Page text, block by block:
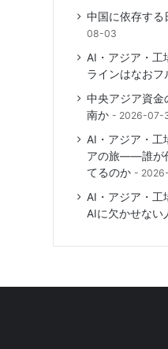
中国に依存する
08-03
AI・アジア・工
ラインはなおフ
中央アジア資
南か
2026-07-
AI・アジア・工
アの旅――誰が
てるのか
AI・アジア・工
AIに欠かせない